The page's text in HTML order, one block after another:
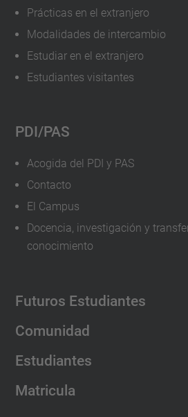
Prácticas en el extranjero
Modalidades de intercambio
Estudiar en el extranjero
Estudiantes visitantes
PDI/PAS
Acogida del PDI y PAS
Contacto
El Campus
Docencia, investigación y
conocimiento
Futuros Estudiantes
Comunidad
Estudiantes
Matricula